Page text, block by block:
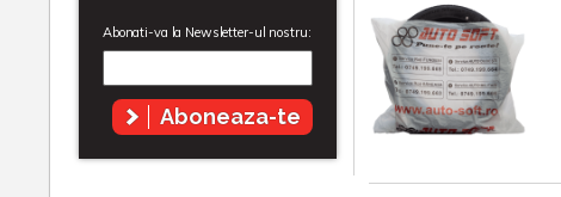
Abonati-va la Newsletter-ul nostru:
Aboneaza-te